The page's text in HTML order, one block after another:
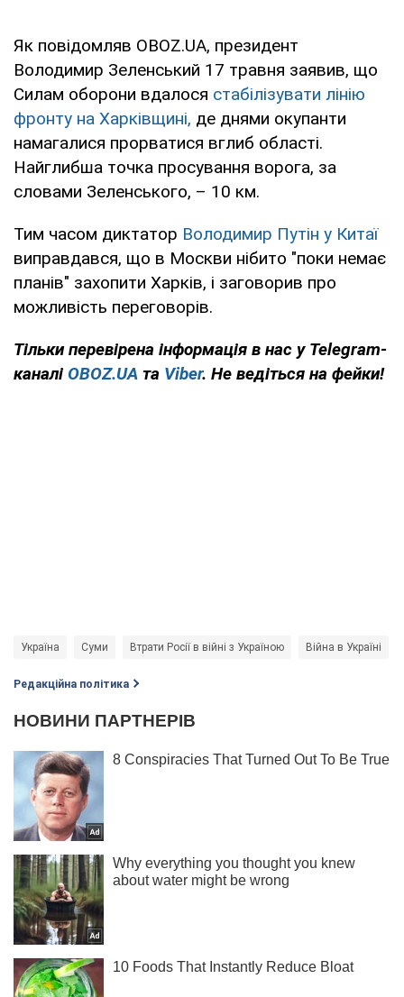
Як повідомляв OBOZ.UA, президент
Володимир Зеленський 17 травня заявив, що
Силам оборони вдалося стабілізувати лінію
фронту на Харківщині, де днями окупанти
намагалися прорватися вглиб області.
Найглибша точка просування ворога, за
словами Зеленського, – 10 км.
Тим часом диктатор Володимир Путін у Китаї
виправдався, що в Москви нібито "поки немає
планів" захопити Харків, і заговорив про
можливість переговорів.
Тільки перевірена інформація в нас у Telegram-
каналі OBOZ.UA та Viber. Не ведіться на фейки!
Україна Суми Втрати Росії в війні з Україною Війна в Україні
Редакційна політика